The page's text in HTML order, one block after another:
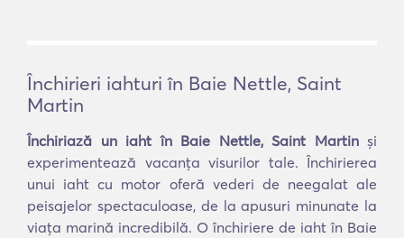
Închirieri iahturi în Baie Nettle, Saint
Martin
Închiriază un iaht în Baie Nettle, Saint Martinși
experimentează vacanța visurilor tale. Închirierea
unui iaht cu motor oferă vederi de neegalat ale
peisajelor spectaculoase, de la apusuri minunate la
viața marină incredibilă. O închiriere de iaht în Baie